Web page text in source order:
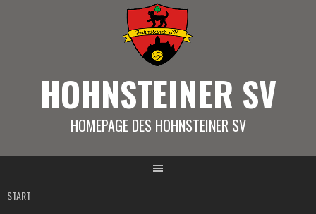
HOHNSTEINER SV
HOMEPAGE DES HOHNSTEINER SV
START